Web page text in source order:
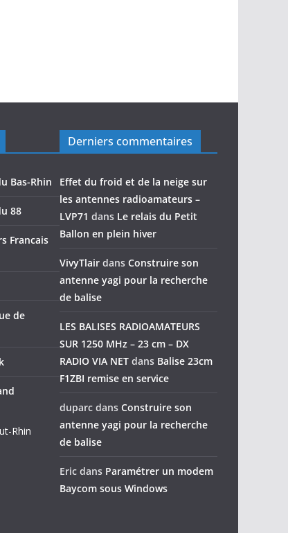
Bas-Rhin
88
Francais
de
Rhin
Derniers commentaires
Effet du froid et de la neige sur
les antennes radioamateurs –
LVP71 dans Le relais du Petit
Ballon en plein hiver
VivyTlair dans Construire son
antenne yagi pour la recherche
de balise
LES BALISES RADIOAMATEURS
SUR 1250 MHz – 23 cm – DX
RADIO VIA NET dans Balise 23cm
F1ZBI remise en service
duparc dans Construire son
antenne yagi pour la recherche
de balise
Eric dans Paramétrer un modem
Baycom sous Windows